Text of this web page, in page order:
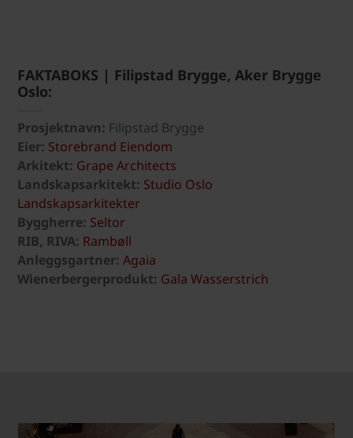
FAKTABOKS | Filipstad Brygge, Aker Brygge
Oslo:
Prosjektnavn: Filipstad Brygge
Eier: Storebrand Eiendom
Arkitekt: Grape Architects
Landskapsarkitekt: Studio Oslo
Landskapsarkitekter
Byggherre: Seltor
RIB, RIVA: Rambøll
Anleggsgartner: Agaia
Wienerbergerprodukt: Gala Wasserstrich